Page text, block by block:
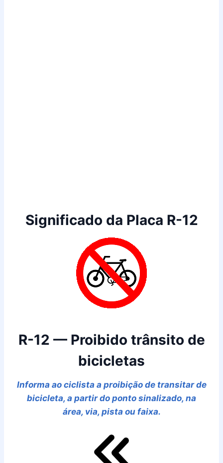
Significado da Placa R-12
R-12 — Proibido trânsito de
bicicletas
Informa ao ciclista a proibição de transitar de
bicicleta, a partir do ponto sinalizado, na
área, via, pista ou faixa.